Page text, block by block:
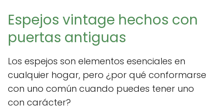
Espejos vintage hechos con
puertas antiguas
Los espejos son elementos esenciales en
cualquier hogar, pero ¿por qué conformarse
con uno común cuando puedes tener uno
con carácter?